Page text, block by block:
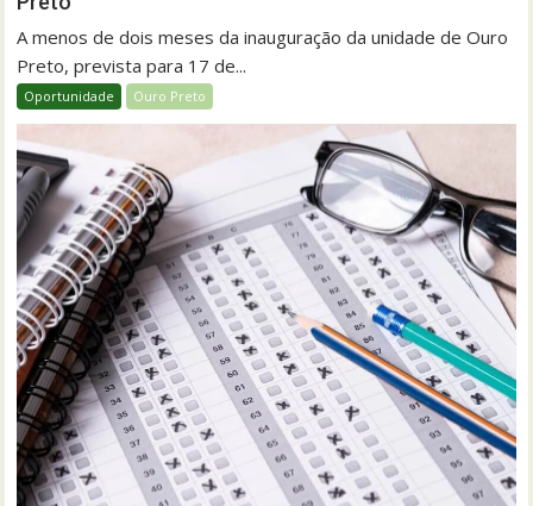
A menos de dois meses da inauguração da unidade de Ouro
Preto, prevista para 17 de...
Oportunidade Ouro Preto